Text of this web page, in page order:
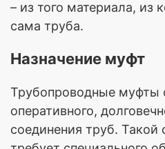
– из того материала, из
сама труба.
Назначение муфт
Трубопроводные муфты
оперативного,
соединения труб. Такой